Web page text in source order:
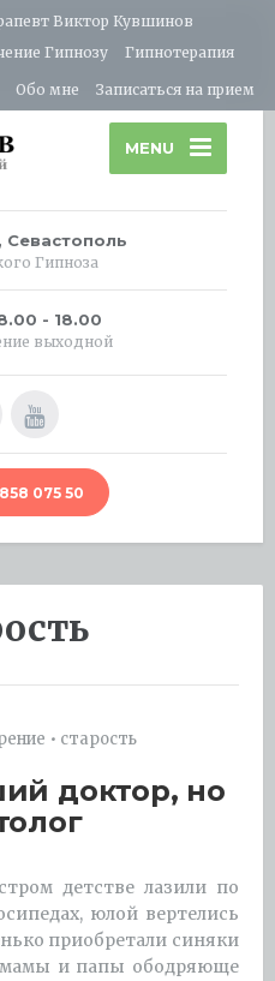
Виктор Кувшинов
Гипнозу Гипнотерапия
Обо мне Записаться на прием
MENU
Гипноза
- 18.00
выходной
075 50
• старость
доктор, но
детстве лазили по
юлой вертелись
приобретали синяки
и папы ободряюще